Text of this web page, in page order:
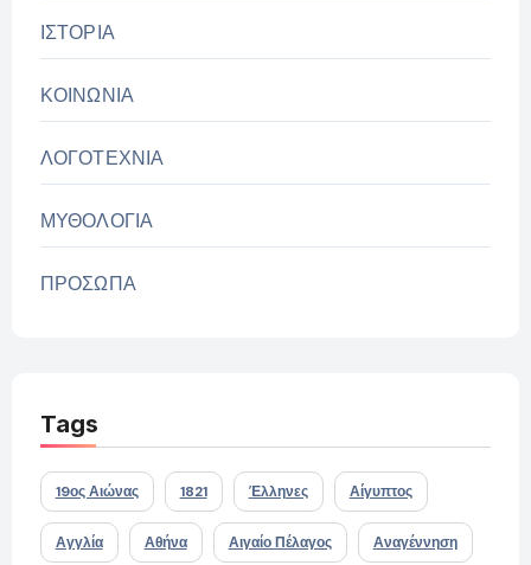
ΙΣΤΟΡΙΑ
ΚΟΙΝΩΝΙΑ
ΛΟΓΟΤΕΧΝΙΑ
ΜΥΘΟΛΟΓΙΑ
ΠΡΟΣΩΠΑ
Tags
19ος Αιώνας 1821 Έλληνες Αίγυπτος
Αγγλία Αθήνα Αιγαίο Πέλαγος Αναγέννηση